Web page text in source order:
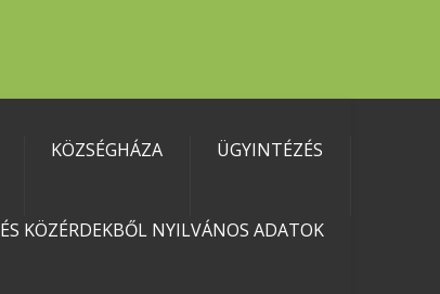
KÖZSÉGHÁZA ÜGYINTÉZÉS
KÖZÉRDEKBŐL NYILVÁNOS ADATOK